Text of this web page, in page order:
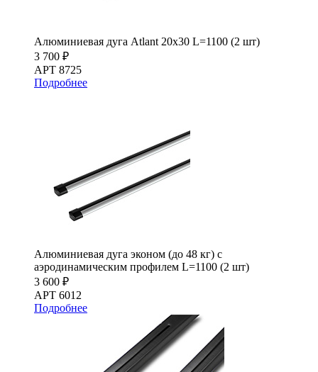
Алюминиевая дуга Atlant 20х30 L=1100 (2 шт)
3 700 ₽
АРТ 8725
Подробнее
Алюминиевая дуга эконом (до 48 кг) с
аэродинамическим профилем L=1100 (2 шт)
3 600 ₽
АРТ 6012
Подробнее